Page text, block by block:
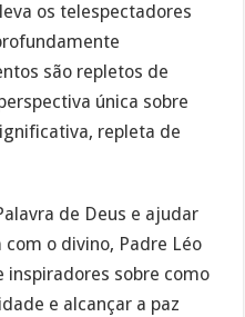
os telespectadores
são repletos de
única sobre
repleta de
de Deus e ajudar
o divino, Padre Léo
inspiradores sobre como
e alcançar a paz